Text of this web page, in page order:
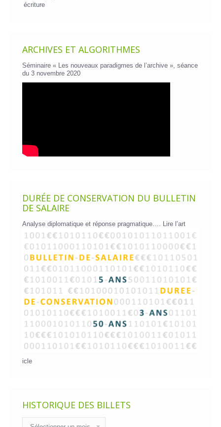
écriture
ARCHIVES ET ALGORITHMES
Séminaire « Les nouveaux paradigmes de l’archive », séance
du 3 novembre 2020
DURÉE DE CONSERVATION DU BULLETIN
DE SALAIRE
Analyse diplomatique et réponse pragmatique…. Lire l’art
icle
HISTORIQUE DES BILLETS